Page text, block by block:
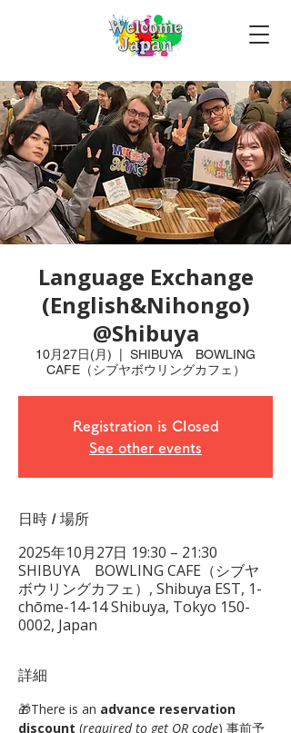
Language Exchange
(English&Nihongo)
@Shibuya
10月27日(月)
SHIBUYA BOWLING
CAFE（シブヤボウリングカフェ）
Registration is Closed
See other events
日時 / 場所
2025年10月27日 19:30 – 21:30
SHIBUYA BOWLING CAFE（シブヤ
ボウリングカフェ）, Shibuya EST, 1-
chōme-14-14 Shibuya, Tokyo 150-
0002, Japan
詳細
🎁There is an advance reservation
discount (required to get QR code) 事前予